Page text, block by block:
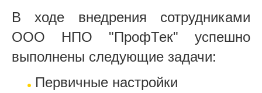
В ходе внедрения сотрудниками
ООО НПО "ПрофТек" успешно
выполнены следующие задачи:
Первичные настройки